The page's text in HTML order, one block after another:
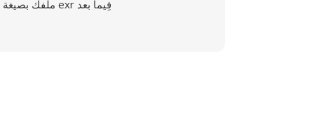
ملفك بصيغة exr فِيما بعد